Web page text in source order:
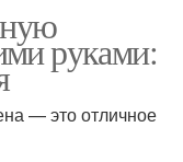
руками:
— это отличное